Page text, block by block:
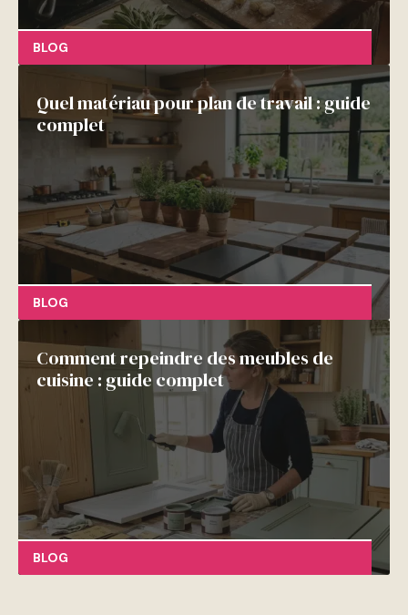
BLOG
Quel matériau pour plan de travail : guide
complet
BLOG
Comment repeindre des meubles de
cuisine : guide complet
BLOG